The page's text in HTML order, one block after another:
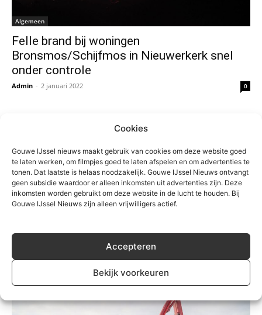
Cookies
Gouwe IJssel nieuws maakt gebruik van cookies om deze website goed
te laten werken, om filmpjes goed te laten afspelen en om advertenties te
tonen. Dat laatste is helaas noodzakelijk. Gouwe IJssel Nieuws ontvangt
geen subsidie waardoor er alleen inkomsten uit advertenties zijn. Deze
inkomsten worden gebruikt om deze website in de lucht te houden. Bij
Gouwe IJssel Nieuws zijn alleen vrijwilligers actief.
Accepteren
Bekijk voorkeuren
Algemeen
Felle brand bij woningen
Bronsmos/Schijfmos in Nieuwerkerk snel
onder controle
Admin - 2 januari 2022 0
NL-Alert in deel Zuidplas na brand in
Capelle aan den IJssel
19 november 2021